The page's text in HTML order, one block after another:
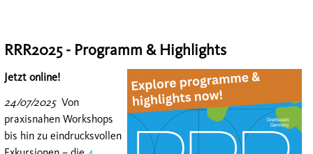
RRR2025 - Programm & Highlights
Jetzt online!
24/07/2025Von
praxisnahen Workshops
bis hin zu eindrucksvollen